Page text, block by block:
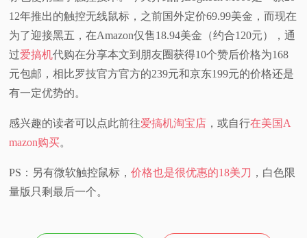
视
科
体
12年推出的触控无线鼠标，之前国外定价69.99美金，而现在
为了迎接黑五，在Amazon仅售18.94美金（约合120元），通
过爱搞机代购在分享本文到朋友圈获得10个赞后价格为168
元包邮，相比罗技官方官方的239元和京东199元的价格还是
有一定优势的。
感兴趣的读者可以点此前往爱搞机淘宝店 ，或自行在美国A
mazon购买。
PS：另有微软触控鼠标，价格也是很优惠的18美刀 ，白色限
量版只剩最后一个。